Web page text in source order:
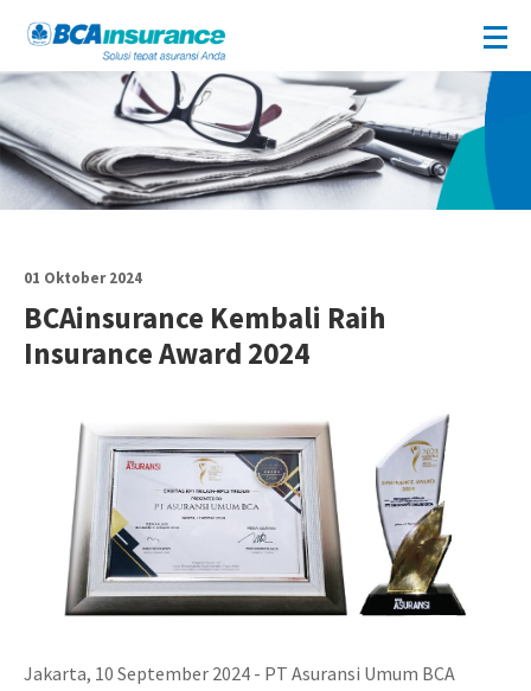
01 Oktober 2024
BCAinsurance Kembali Raih
Insurance Award 2024
Jakarta, 10 September 2024 - PT Asuransi Umum BCA